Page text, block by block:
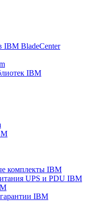
IBM BladeCenter
IBM
комплекты IBM
UPS и PDU IBM
IBM